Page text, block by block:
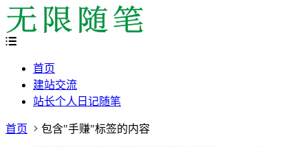
首页
建站交流
站长个人日记随笔
首页 包含"手赚"标签的内容